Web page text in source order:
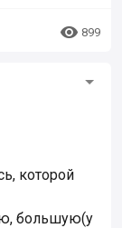
 899
которой
большую(у